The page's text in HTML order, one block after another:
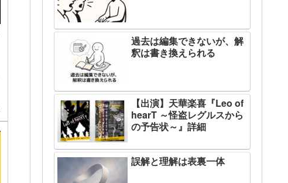
過去は編集できないが、解
釈は書き換えられる
【出演】天華楽喜『Leo of
hearT ～怪盗レグルスから
の予告状～』詳細
誤解と理解は表裏一体